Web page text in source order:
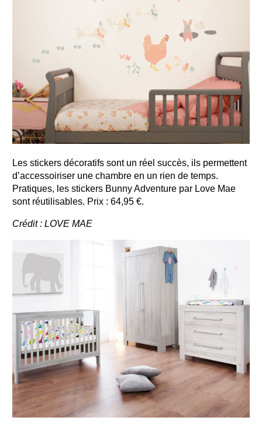
Les stickers décoratifs sont un réel succès, ils permettent
d’accessoiriser une chambre en un rien de temps.
Pratiques, les stickers Bunny Adventure par Love Mae
sont réutilisables. Prix : 64,95 €.
Crédit : LOVE MAE